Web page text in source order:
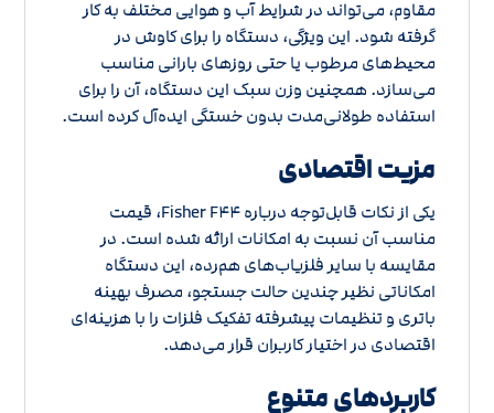
مقاوم، می‌تواند در شرایط آب و هوایی مختلف به کار
گرفته شود. این ویژگی، دستگاه را برای کاوش در
محیط‌های مرطوب یا حتی روزهای بارانی مناسب
می‌سازد. همچنین وزن سبک این دستگاه، آن را برای
استفاده طولانی‌مدت بدون خستگی ایده‌آل کرده است.
مزیت اقتصادی
یکی از نکات قابل‌توجه درباره Fisher F۴۴، قیمت
مناسب آن نسبت به امکانات ارائه شده است. در
مقایسه با سایر فلزیاب‌های هم‌رده، این دستگاه
امکاناتی نظیر چندین حالت جستجو، مصرف بهینه
باتری و تنظیمات پیشرفته تفکیک فلزات را با هزینه‌ای
اقتصادی در اختیار کاربران قرار می‌دهد.
کاربردهای متنوع